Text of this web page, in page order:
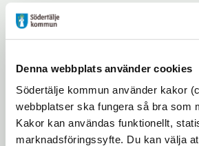
Denna webbplats använder cookies
Södertälje kommun använder kakor
webbplatser ska fungera så bra som
Kakor kan användas funktionellt,
marknadsföringssyfte. Du kan välja
ansöka om riksfärdtjänst.
snabbt fullbokade. För dig som
ansöka om riksfärdtjänst är
tryggast att ansöka i så god
dock senast torsdag 15